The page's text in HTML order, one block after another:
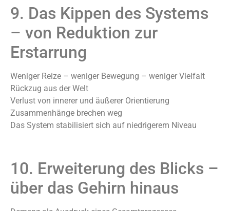
9. Das Kippen des Systems
– von Reduktion zur
Erstarrung
Weniger Reize – weniger Bewegung – weniger Vielfalt
Rückzug aus der Welt
Verlust von innerer und äußerer Orientierung
Zusammenhänge brechen weg
Das System stabilisiert sich auf niedrigerem Niveau
10. Erweiterung des Blicks –
über das Gehirn hinaus